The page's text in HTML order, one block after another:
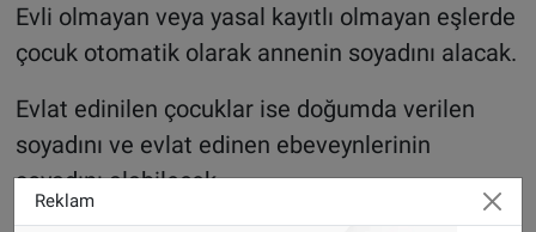
Evli olmayan veya yasal kayıtlı olmayan eşlerde
çocuk otomatik olarak annenin soyadını alacak.
Evlat edinilen çocuklar ise doğumda verilen
soyadını ve evlat edinen ebeveynlerinin
soyadını alabilecek.
Reklam